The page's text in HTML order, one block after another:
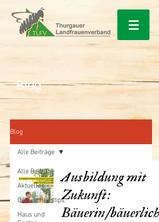
Blog
Blog
Alle Beiträge
Aktuelles
Gesundheitstips
Haus und
Alle Beiträge
Ausbildung mit
Zukunft:
Bäuerin/bäuerlich